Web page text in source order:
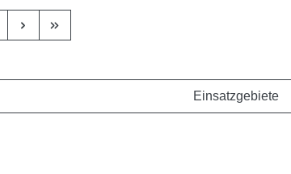
Einsatzgebiete